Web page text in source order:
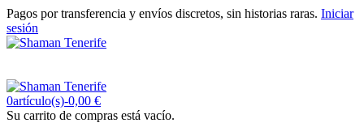
Pagos por transferencia y envíos discretos, sin historias raras. Iniciar
sesión
0artículo(s)-0,00 €
Su carrito de compras está vacío.